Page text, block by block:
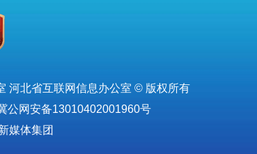
河北省互联网信息办公室 © 版权所有
网安备13010402001960号
媒体集团